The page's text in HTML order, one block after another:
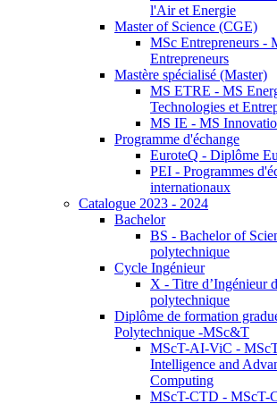
l'Air et Energie
Master of Science (CGE)
MSc Entrepreneurs -
Entrepreneurs
Mastère spécialisé (Master)
MS ETRE - MS
Technologies et
MS IE - MS
Programme d'échange
EuroteQ - Diplôme
PEI - Programmes
internationaux
Catalogue 2023 - 2024
Bachelor
BS - Bachelor of
polytechnique
Cycle Ingénieur
X - Titre d’Ingénieur
polytechnique
Diplôme de formation
Polytechnique -MSc&T
MScT-AI-ViC -
Intelligence and
Computing
MScT-CTD - MScT-